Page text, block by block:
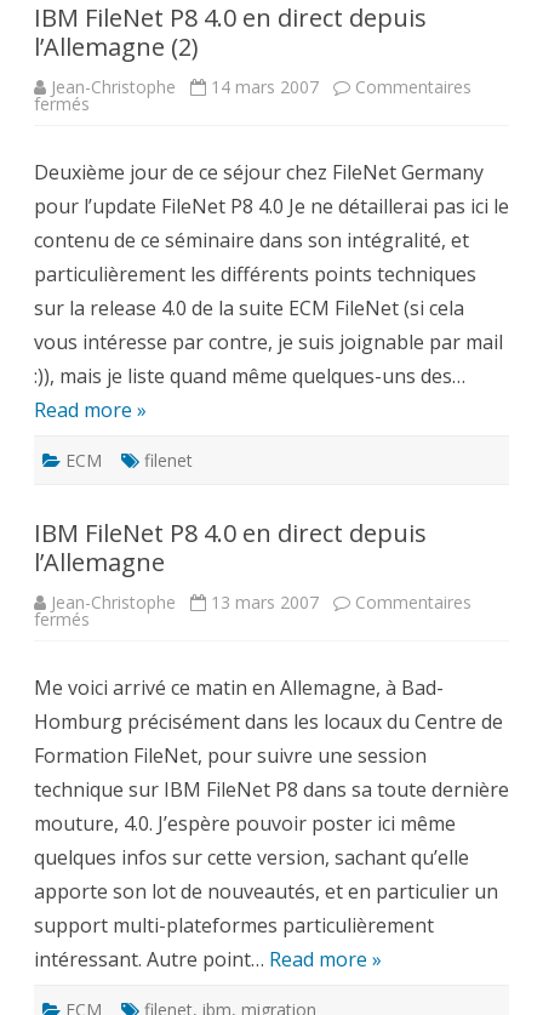
IBM FileNet P8 4.0 en direct depuis
l’Allemagne (2)
Jean-Christophe 14 mars 2007 Commentaires
fermés
4.0
en
direct
depuis
l’Allemagne
(2)
Deuxième jour de ce séjour chez FileNet Germany
pour l’update FileNet P8 4.0 Je ne détaillerai pas ici le
contenu de ce séminaire dans son intégralité, et
particulièrement les différents points techniques
sur la release 4.0 de la suite ECM FileNet (si cela
vous intéresse par contre, je suis joignable par mail
:)), mais je liste quand même quelques-uns des…
Read more »
ECM filenet
IBM FileNet P8 4.0 en direct depuis
l’Allemagne
Jean-Christophe 13 mars 2007 Commentaires
fermés
4.0
en
direct
depuis
l’Allemagne
Me voici arrivé ce matin en Allemagne, à Bad-
Homburg précisément dans les locaux du Centre de
Formation FileNet, pour suivre une session
technique sur IBM FileNet P8 dans sa toute dernière
mouture, 4.0. J’espère pouvoir poster ici même
quelques infos sur cette version, sachant qu’elle
apporte son lot de nouveautés, et en particulier un
support multi-plateformes particulièrement
intéressant. Autre point… Read more »
ECM filenet, ibm, migration